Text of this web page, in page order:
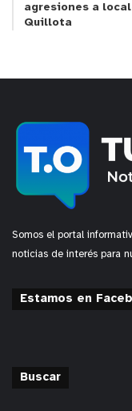
agresiones a
Quillota
Somos el portal
noticias de interés para
Estamos en
Buscar